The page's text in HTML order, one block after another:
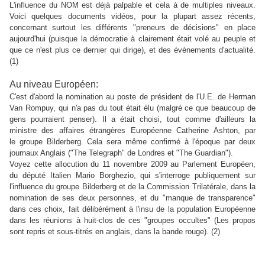
L'influence du NOM est déjà palpable et cela à de multiples niveaux.
Voici quelques documents vidéos, pour la plupart assez récents,
concernant surtout les différents "preneurs de décisions" en place
aujourd'hui (puisque la démocratie à clairement était volé au peuple et
que ce n'est plus ce dernier qui dirige), et des évènements d'actualité.
(1)
Au niveau Européen:
C'est d'abord la nomination au poste de président de l'U.E. de Herman
Van Rompuy, qui n'a pas du tout était élu (malgré ce que beaucoup de
gens pourraient penser). Il a était choisi, tout comme d'ailleurs la
ministre des affaires étrangères Européenne Catherine Ashton, par
le groupe Bilderberg. Cela sera même confirmé à l'époque par deux
journaux Anglais ("The Telegraph" de Londres et "The Guardian").
Voyez cette allocution du 11 novembre 2009 au Parlement Européen,
du député Italien Mario Borghezio, qui s'interroge publiquement sur
l'influence du groupe Bilderberg et de la Commission Trilatérale, dans la
nomination de ses deux personnes, et du "manque de transparence"
dans ces choix, fait délibérément à l'insu de la population Européenne
dans les réunions à huit-clos de ces "groupes occultes" (Les propos
sont repris et sous-titrés en anglais, dans la bande rouge). (2)